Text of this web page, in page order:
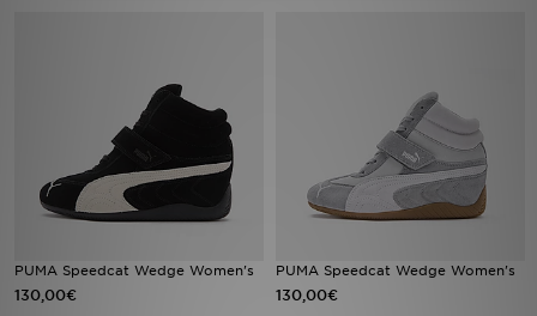
PUMA Speedcat Wedge Women's
130,00€
PUMA Speedcat Wedge Women's
130,00€